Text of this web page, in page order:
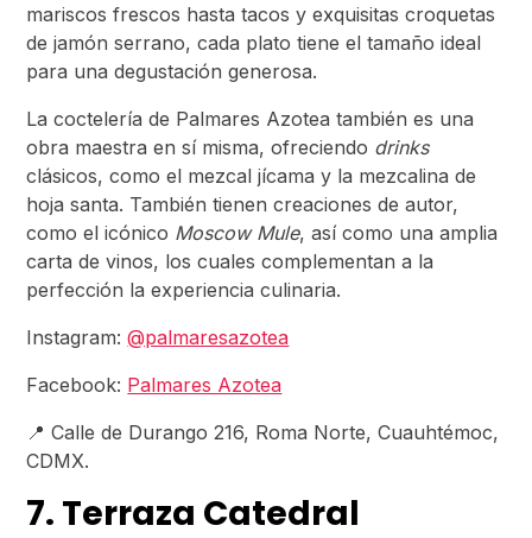
mariscos frescos hasta tacos y exquisitas croquetas
de jamón serrano, cada plato tiene el tamaño ideal
para una degustación generosa.
La coctelería de Palmares Azotea también es una
obra maestra en sí misma, ofreciendo drinks
clásicos, como el mezcal jícama y la mezcalina de
hoja santa. También tienen creaciones de autor,
como el icónico Moscow Mule, así como una amplia
carta de vinos, los cuales complementan a la
perfección la experiencia culinaria.
Instagram:@palmaresazotea
Facebook: Palmares Azotea
📍 Calle de Durango 216, Roma Norte, Cuauhtémoc,
CDMX.
7. Terraza Catedral